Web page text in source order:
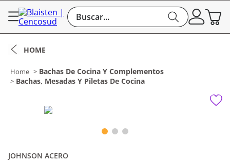
Buscar...
Bachas De Cocina Y Complementos
Bachas, Mesadas Y Piletas De Cocina
JOHNSON ACERO